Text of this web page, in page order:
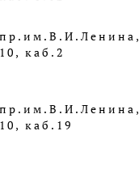
пр.им.В.И.Ленина,
10, каб.2
пр.им.В.И.Ленина,
10, каб.19